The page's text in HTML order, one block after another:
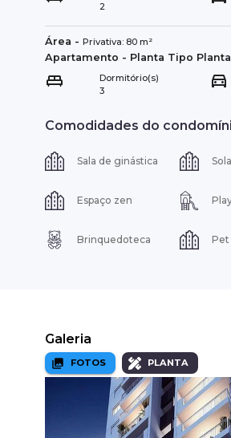
2
Área - Privativa: 80 m²
Apartamento - Planta Tipo
Dormitório(s)
3
Comodidades do
Sala de ginástica
Espaço zen
Brinquedoteca Pet
Galeria
FOTOS PLANTA